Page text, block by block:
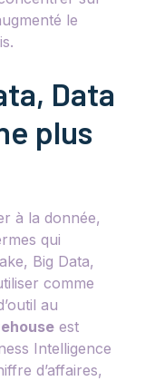
le
Data
plus
à la donnée,
qui
Big Data,
comme
au
est
Intelligence
d’affaires,